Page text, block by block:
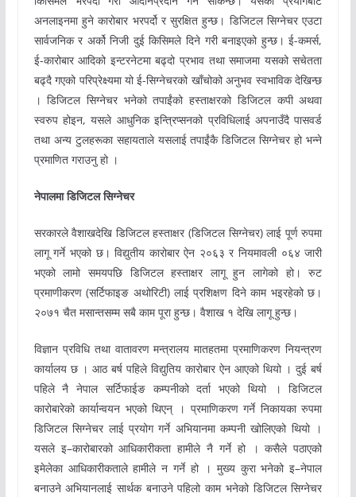
अनलाइनमा हुने कारोबार भरपर्दो र सुरक्षित हुन्छ। डिजिटल सिग्नेचर एउटा
सार्वजनिक र अर्को निजी दुई किसिमले दिने गरी बनाइएको हुन्छ। ई-कमर्स,
ई-कारोबार आदिको इन्टरनेटमा बढ्दो प्रभाव तथा समाजमा यसको सचेतता
बढ्दै गएको परिप्रेक्ष्यमा यो ई-सिग्नेचरको खाँचोको अनुभव स्वभाविक देखिन्छ
। डिजिटल सिग्नेचर भनेको तपाईंको हस्ताक्षरको डिजिटल कपी अथवा
स्वरुप होइन, यसले आधुनिक इन्त्रिप्सनको प्रविधिलाई अपनाउँदै पासवर्ड
तथा अन्य टुलहरूका सहायताले यसलाई तपाईंकै डिजिटल सिग्नेचर हो भन्ने
प्रमाणित गराउनु हो ।
नेपालमा डिजिटल सिग्नेचर
सरकारले वैशाखदेखि डिजिटल हस्ताक्षर (डिजिटल सिग्नेचर) लाई पूर्ण रुपमा
लागू गर्ने भएको छ। विद्युतीय कारोबार ऐन २०६३ र नियमावली ०६४ जारी
भएको लामो समयपछि डिजिटल हस्ताक्षर लागू हुन लागेको हो। रुट
प्रमाणीकरण (सर्टिफाइङ अथोरिटी) लाई प्रशिक्षण दिने काम भइरहेको छ।
२०७१ चैत मसान्तसम्म सबै काम पूरा हुन्छ। वैशाख १ देखि लागू हुन्छ।
विज्ञान प्रविधि तथा वातावरण मन्त्रालय मातहतमा प्रमाणिकरण नियन्त्रण
कार्यालय छ । आठ बर्ष पहिले विद्युतिय कारोबार ऐन आएको थियो । दुई बर्ष
पहिले नै नेपाल सर्टिफाईङ कम्पनीको दर्ता भएको थियो । डिजिटल
कारोबारेको कार्यान्वयन भएको थिएन् । प्रमाणिकरण गर्ने निकायका रुपमा
डिजिटल सिग्नेचर लाई प्रयोग गर्ने अभियानमा कम्पनी खोलिएको थियो ।
यसले इ–कारोबारको आधिकारीकता हामीले नै गर्ने हो । कसैले पठाएको
इमेलेका आधिकारीकताले हामीले न गर्ने हो । मुख्य कुरा भनेको इ–नेपाल
बनाउने अभियानलाई सार्थक बनाउने पहिलो काम भनेको डिजिटल सिग्नेचर